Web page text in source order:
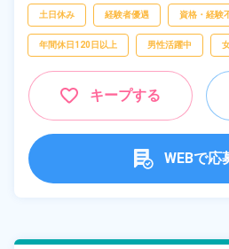
土日休み 経験者優遇 資格・経験
年間休日120日以上 男性活躍中
キープする
WEBで応